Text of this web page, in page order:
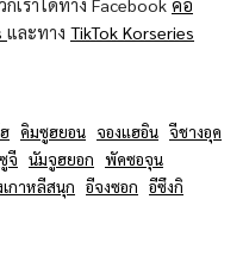
เราได้ทาง Facebook คอ
และทาง TikTok Korseries
คิมซูฮยอน จองแฮอิน จีชางอุค
ซูจี นัมจูฮยอก พัคซอจุน
กาหลีสนุก อีจงซอก อีซึงกิ